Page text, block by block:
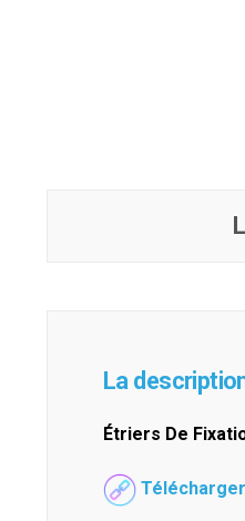
La
Étriers De